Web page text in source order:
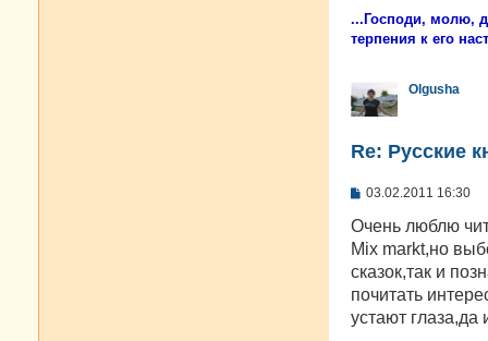
...Господи, молю,
терпения к его
Olgusha
Re: Русские
С
о
щ
е
и
е
03.02.2011 16:30
Очень люблю
Mix markt,но
сказок,так и
почитать
устают глаза,да